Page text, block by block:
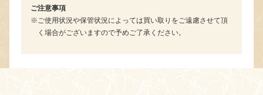
ご注意事項
ご使用状況や保管状況によっては買い取りをご遠慮させて頂
く場合がございますので予めご了承ください。